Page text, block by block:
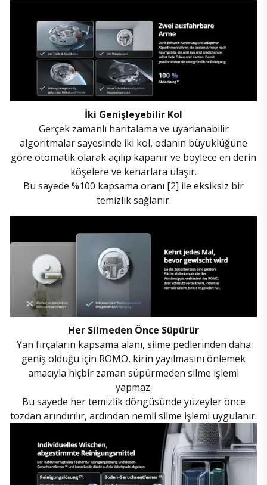
İki Genişleyebilir Kol
Gerçek zamanlı haritalama ve uyarlanabilir
algoritmalar sayesinde iki kol, odanın büyüklüğüne
göre otomatik olarak açılıp kapanır ve böylece en derin
köşelere ve kenarlara ulaşır.
Bu sayede %100 kapsama oranı [2] ile eksiksiz bir
temizlik sağlanır.
Her Silmeden Önce Süpürür
Yan fırçaların kapsama alanı, silme pedlerinden daha
geniş olduğu için ROMO, kirin yayılmasını önlemek
amacıyla hiçbir zaman süpürmeden silme işlemi
yapmaz.
Bu sayede her temizlik döngüsünde yüzeyler önce
tozdan arındırılır, ardından nemli silme işlemi uygulanır.